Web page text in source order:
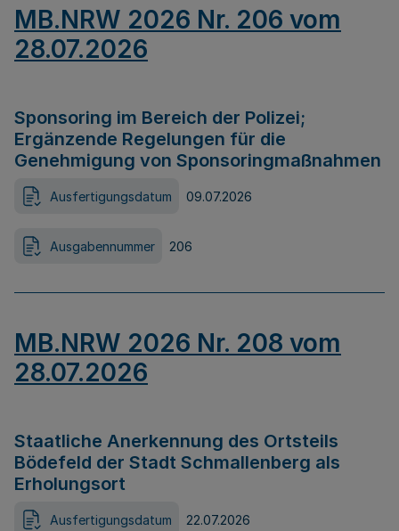
MB.NRW 2026 Nr. 206 vom
28.07.2026
Sponsoring im Bereich der Polizei;
Ergänzende Regelungen für die
Genehmigung von Sponsoringmaßnahmen
Ausfertigungsdatum 09.07.2026
Ausgabennummer 206
MB.NRW 2026 Nr. 208 vom
28.07.2026
Staatliche Anerkennung des Ortsteils
Bödefeld der Stadt Schmallenberg als
Erholungsort
Ausfertigungsdatum 22.07.2026